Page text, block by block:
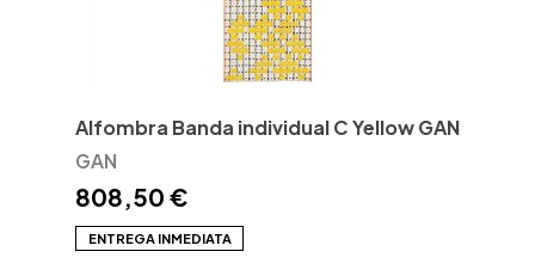
Alfombra Banda individual C Yellow GAN
GAN
808,50 €
ENTREGA INMEDIATA